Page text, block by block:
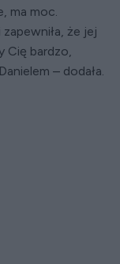
ma moc.
zapewniła, że jej
Cię bardzo,
– dodała.